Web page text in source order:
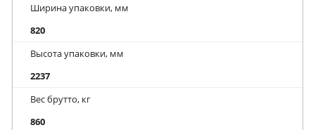
Ширина упаковки, мм
820
Высота упаковки, мм
2237
Вес брутто, кг
860